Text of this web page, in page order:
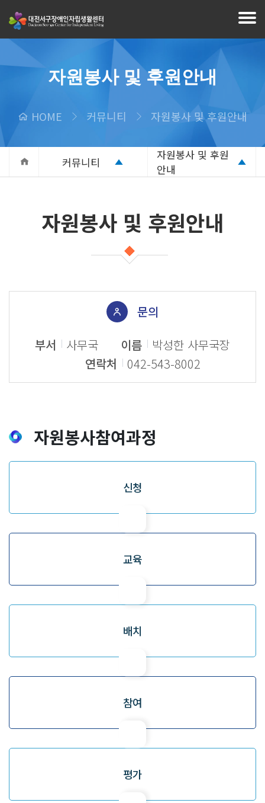
자원봉사 및 후원안내
HOME 커뮤니티 자원봉사 및 후원안내
커뮤니티
자원봉사 및 후원
안내
자원봉사 및 후원안내
문의
부서
사무국 이름
박성한 사무국장
연락처
042-543-8002
자원봉사참여과정
신청
교육
배치
참여
평가